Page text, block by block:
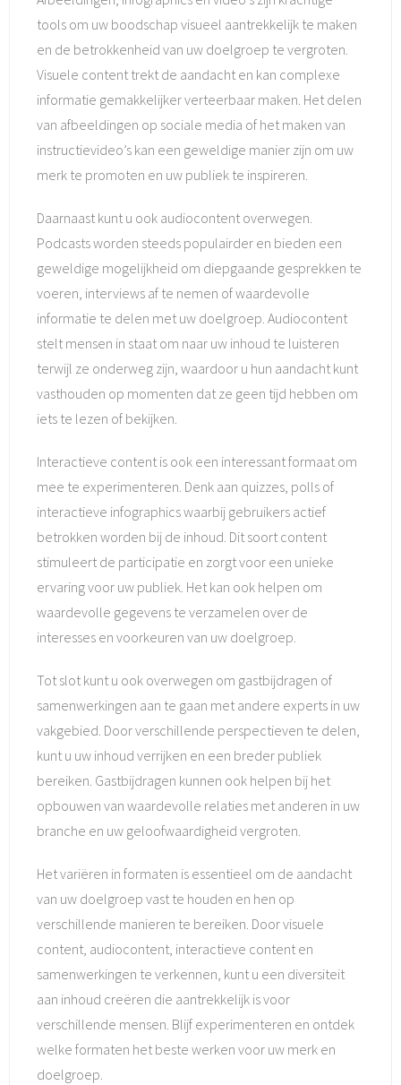
tools om uw boodschap visueel aantrekkelijk te maken
en de betrokkenheid van uw doelgroep te vergroten.
Visuele content trekt de aandacht en kan complexe
informatie gemakkelijker verteerbaar maken. Het delen
van afbeeldingen op sociale media of het maken van
instructievideo’s kan een geweldige manier zijn om uw
merk te promoten en uw publiek te inspireren.
Daarnaast kunt u ook audiocontent overwegen.
Podcasts worden steeds populairder en bieden een
geweldige mogelijkheid om diepgaande gesprekken te
voeren, interviews af te nemen of waardevolle
informatie te delen met uw doelgroep. Audiocontent
stelt mensen in staat om naar uw inhoud te luisteren
terwijl ze onderweg zijn, waardoor u hun aandacht kunt
vasthouden op momenten dat ze geen tijd hebben om
iets te lezen of bekijken.
Interactieve content is ook een interessant formaat om
mee te experimenteren. Denk aan quizzes, polls of
interactieve infographics waarbij gebruikers actief
betrokken worden bij de inhoud. Dit soort content
stimuleert de participatie en zorgt voor een unieke
ervaring voor uw publiek. Het kan ook helpen om
waardevolle gegevens te verzamelen over de
interesses en voorkeuren van uw doelgroep.
Tot slot kunt u ook overwegen om gastbijdragen of
samenwerkingen aan te gaan met andere experts in uw
vakgebied. Door verschillende perspectieven te delen,
kunt u uw inhoud verrijken en een breder publiek
bereiken. Gastbijdragen kunnen ook helpen bij het
opbouwen van waardevolle relaties met anderen in uw
branche en uw geloofwaardigheid vergroten.
Het variëren in formaten is essentieel om de aandacht
van uw doelgroep vast te houden en hen op
verschillende manieren te bereiken. Door visuele
content, audiocontent, interactieve content en
samenwerkingen te verkennen, kunt u een diversiteit
aan inhoud creëren die aantrekkelijk is voor
verschillende mensen. Blijf experimenteren en ontdek
welke formaten het beste werken voor uw merk en
doelgroep.